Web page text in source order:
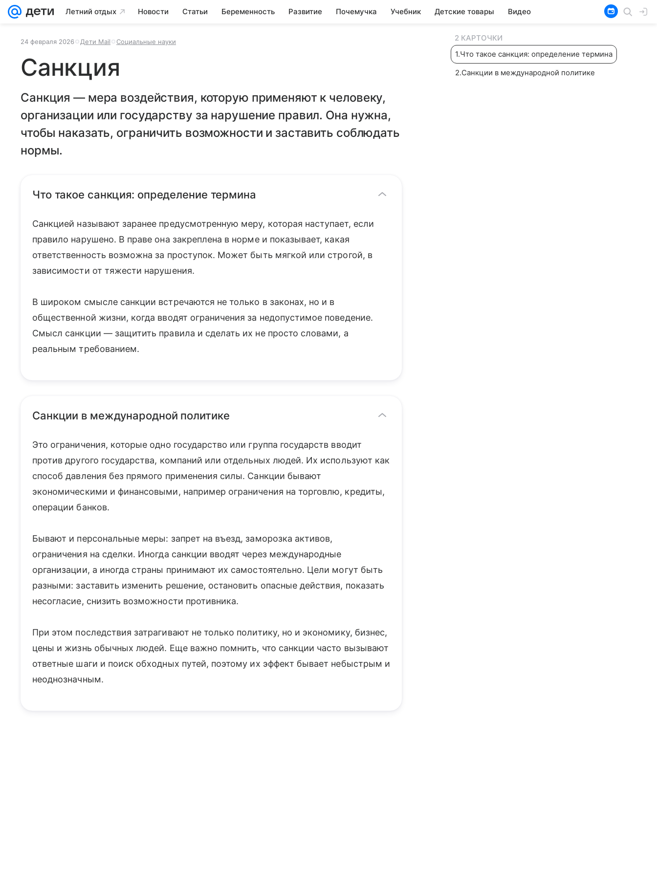
Летний отдых Новости Статьи Беременность Развитие Почемучка Учебник Детские товары Видео
24 февраля 2026 Дети Mail Социальные науки
Санкция
Санкция — мера воздействия, которую применяют к человеку,
организации или государству за нарушение правил. Она нужна,
чтобы наказать, ограничить возможности и заставить соблюдать
нормы.
Что такое санкция: определение термина
Санкцией называют заранее предусмотренную меру, которая наступает, если
правило нарушено. В праве она закреплена в норме и показывает, какая
ответственность возможна за проступок. Может быть мягкой или строгой, в
зависимости от тяжести нарушения.
В широком смысле санкции встречаются не только в законах, но и в
общественной жизни, когда вводят ограничения за недопустимое поведение.
Смысл санкции — защитить правила и сделать их не просто словами, а
реальным требованием.
Санкции в международной политике
Это ограничения, которые одно государство или группа государств вводит
против другого государства, компаний или отдельных людей. Их используют как
способ давления без прямого применения силы. Санкции бывают
экономическими и финансовыми, например ограничения на торговлю, кредиты,
операции банков.
Бывают и персональные меры: запрет на въезд, заморозка активов,
ограничения на сделки. Иногда санкции вводят через международные
организации, а иногда страны принимают их самостоятельно. Цели могут быть
разными: заставить изменить решение, остановить опасные действия, показать
несогласие, снизить возможности противника.
При этом последствия затрагивают не только политику, но и экономику, бизнес,
цены и жизнь обычных людей. Еще важно помнить, что санкции часто вызывают
ответные шаги и поиск обходных путей, поэтому их эффект бывает небыстрым и
неоднозначным.
2 КАРТОЧКИ
1.Что такое санкция: определение термина
2.Санкции в международной политике